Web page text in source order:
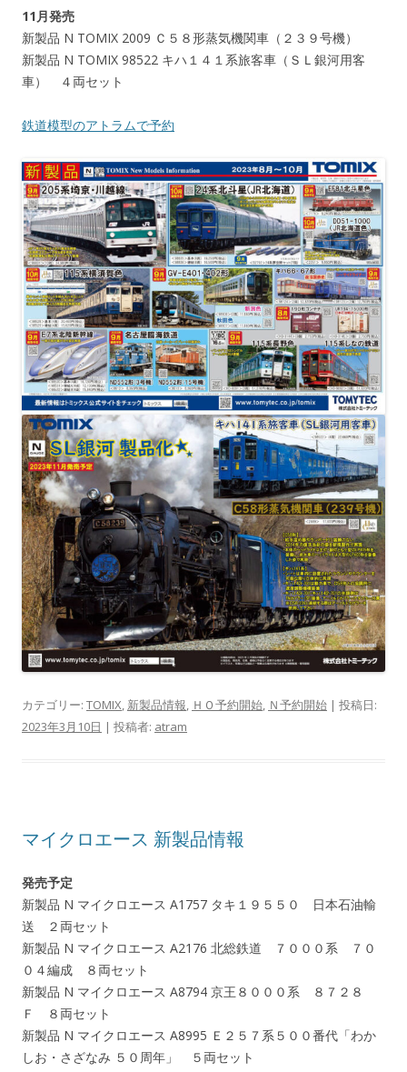
11月発売
新製品 N TOMIX 2009 Ｃ５８形蒸気機関車（２３９号機）
新製品 N TOMIX 98522 キハ１４１系旅客車（ＳＬ銀河用客
車） ４両セット
鉄道模型のアトラムで予約
カテゴリー: TOMIX, 新製品情報, ＨＯ予約開始, Ｎ予約開始 | 投稿日:
2023年3月10日 | 投稿者: atram
マイクロエース 新製品情報
発売予定
新製品 N マイクロエース A1757 タキ１９５５０ 日本石油輸
送 ２両セット
新製品 N マイクロエース A2176 北総鉄道 ７０００系 ７０
０４編成 ８両セット
新製品 N マイクロエース A8794 京王８０００系 ８７２８
Ｆ ８両セット
新製品 N マイクロエース A8995 Ｅ２５７系５００番代「わか
しお・さざなみ ５０周年」 ５両セット